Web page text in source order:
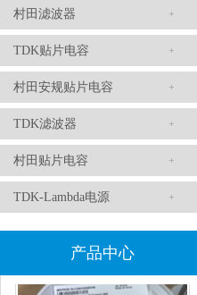
村田滤波器
TDK贴片电容
村田安规贴片电容
TDK滤波器
村田贴片电容
TDK-Lambda电源
产品中心
村田磁珠BLM18AG102SH1D
村田电感LQW18AN15NG00D